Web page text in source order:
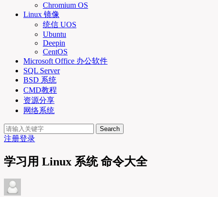
Chromium OS
Linux 镜像
统信 UOS
Ubuntu
Deepin
CentOS
Microsoft Office 办公软件
SQL Server
BSD 系统
CMD教程
资源分享
网络系统
Search
注册登录
学习用 Linux 系统 命令大全